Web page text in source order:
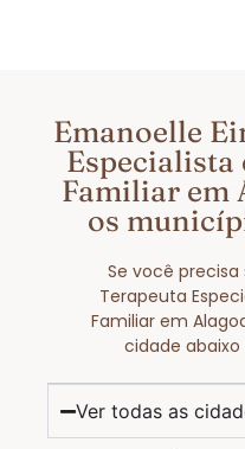
Emanoelle
Especialista
Familiar em
os
Se você
Terapeuta
Familiar em
cidade abaixo
Ver todas as